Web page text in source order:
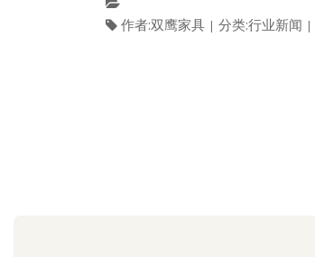
作者:双鹰家具 | 分类:行业新闻 |